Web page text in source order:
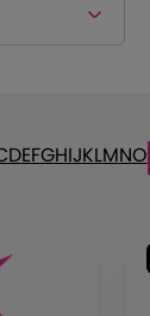
DEFGHIJKLMNO